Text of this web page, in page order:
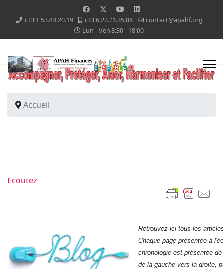
+33 1.53.44.20.19 +33 6.22.71.35.88
contact@apahf.org
Lun - Ven 8:30 - 18:00
Accueil
Ecoutez
Retrouvez ici tous les
Chaque page présentée à
chronologie est présentée
de la gauche vers la droite,